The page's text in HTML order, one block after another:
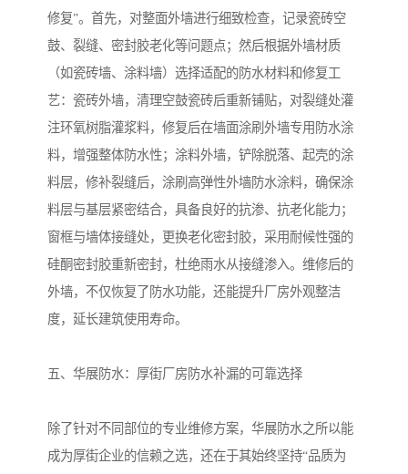
修复”。首先，对整面外墙进行细致检查，记录瓷砖空
鼓、裂缝、密封胶老化等问题点；然后根据外墙材质
（如瓷砖墙、涂料墙）选择适配的防水材料和修复工
艺：瓷砖外墙，清理空鼓瓷砖后重新铺贴，对裂缝处灌
注环氧树脂灌浆料，修复后在墙面涂刷外墙专用防水涂
料，增强整体防水性；涂料外墙，铲除脱落、起壳的涂
料层，修补裂缝后，涂刷高弹性外墙防水涂料，确保涂
料层与基层紧密结合，具备良好的抗渗、抗老化能力；
窗框与墙体接缝处，更换老化密封胶，采用耐候性强的
硅酮密封胶重新密封，杜绝雨水从接缝渗入。维修后的
外墙，不仅恢复了防水功能，还能提升厂房外观整洁
度，延长建筑使用寿命。
五、华展防水：厚街厂房防水补漏的可靠选择
除了针对不同部位的专业维修方案，华展防水之所以能
成为厚街企业的信赖之选，还在于其始终坚持“品质为